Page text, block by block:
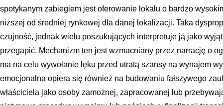
spotykanym zabiegiem jest oferowanie lokalu o bardzo
niższej od średniej rynkowej dla danej lokalizacji. Taka
czujność, jednak wielu poszukujących interpretuje ją jako
przegapić. Mechanizm ten jest wzmacniany przez narrację o
ma na celu wywołanie lęku przed utratą szansy na wynajem
emocjonalna opiera się również na budowaniu fałszywego
właściciela jako osoby zamożnej, zapracowanej lub